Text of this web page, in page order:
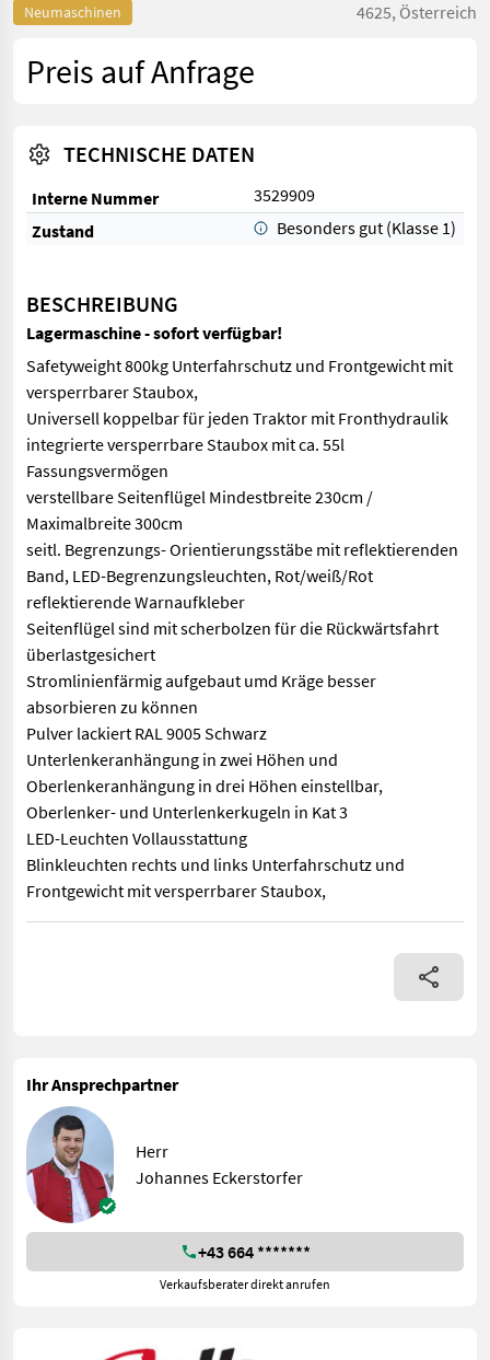
Neumaschinen 4625, Österreich
Preis auf Anfrage
TECHNISCHE DATEN
Interne Nummer
3529909
Zustand
Besonders gut (Klasse 1)
BESCHREIBUNG
Lagermaschine - sofort verfügbar!
Safetyweight 800kg Unterfahrschutz und Frontgewicht mit
versperrbarer Staubox,
Universell koppelbar für jeden Traktor mit Fronthydraulik
integrierte versperrbare Staubox mit ca. 55l
Fassungsvermögen
verstellbare Seitenflügel Mindestbreite 230cm /
Maximalbreite 300cm
seitl. Begrenzungs- Orientierungsstäbe mit reflektierenden
Band, LED-Begrenzungsleuchten, Rot/weiß/Rot
reflektierende Warnaufkleber
Seitenflügel sind mit scherbolzen für die Rückwärtsfahrt
überlastgesichert
Stromlinienfärmig aufgebaut umd Kräge besser
absorbieren zu können
Pulver lackiert RAL 9005 Schwarz
Unterlenkeranhängung in zwei Höhen und
Oberlenkeranhängung in drei Höhen einstellbar,
Oberlenker- und Unterlenkerkugeln in Kat 3
LED-Leuchten Vollausstattung
Blinkleuchten rechts und links Unterfahrschutz und
Frontgewicht mit versperrbarer Staubox,
Safetyweight 800kg Unterfahrschutz und Frontgewicht mit
Ihr Ansprechpartner
Herr
Johannes Eckerstorfer
+43 664 *******
Verkaufsberater direkt anrufen